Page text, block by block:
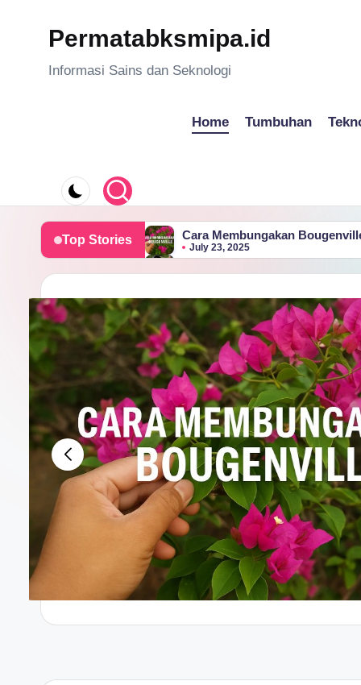
Permatabksmipa.id
Informasi Sains dan Seknologi
Home Tumbuhan
Top Stories Cara Membungakan
July 23, 2025
July 8, 2025
November 9, 2024
Panduan Lengkap Installasi
November 9, 2024
Mengenal Fitur Unggulan
November 9, 2024
Panduan Lengkap tentang TV
October 30, 2024
Cara Konfigurasi DNS Server
April 26, 2024
Spesifikasi Komputer Server:
April 25, 2024
Server Pulsa: Fungsi,
April 24, 2024
SMS Gateway API: Memahami
April 23, 2024
API Key Elsevier: Memahami
April 22, 2024
Konfigurasi DHCP Server:
April 21, 2024
Web Proxy untuk Buka
March 27, 2024
March 26, 2024
March 24, 2024